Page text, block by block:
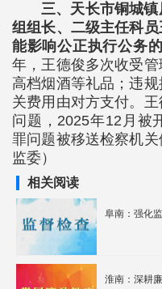
三、天长市铜城
组组长、二级主任科
能影响公正执行公务
年，王德俊多次收受
高档烟酒等礼品；违
关费用由对方支付。
问题，2025年12月被
罪问题被移送检察机
监委）
相关阅读
阜南：强化
淮南：深耕